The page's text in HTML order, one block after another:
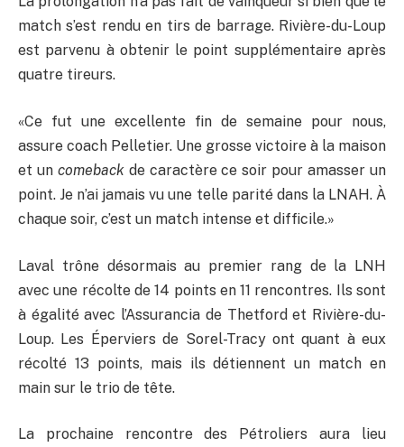
match s’est rendu en tirs de barrage. Rivière-du-Loup
est parvenu à obtenir le point supplémentaire après
quatre tireurs.
«Ce fut une excellente fin de semaine pour nous,
assure coach Pelletier. Une grosse victoire à la maison
et uncomebackde caractère ce soir pour amasser un
point. Je n’ai jamais vu une telle parité dans la LNAH. À
chaque soir, c’est un match intense et difficile.»
Laval trône désormais au premier rang de la LNH
avec une récolte de 14 points en 11 rencontres. Ils sont
à égalité avec l’Assurancia de Thetford et Rivière-du-
Loup. Les Éperviers de Sorel-Tracy ont quant à eux
récolté 13 points, mais ils détiennent un match en
main sur le trio de tête.
La prochaine rencontre des Pétroliers aura lieu